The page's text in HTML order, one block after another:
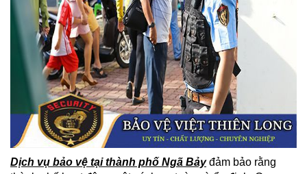
Dịch vụ bảo vệ tại thành phố Ngã Bảyđảm bảo rằng